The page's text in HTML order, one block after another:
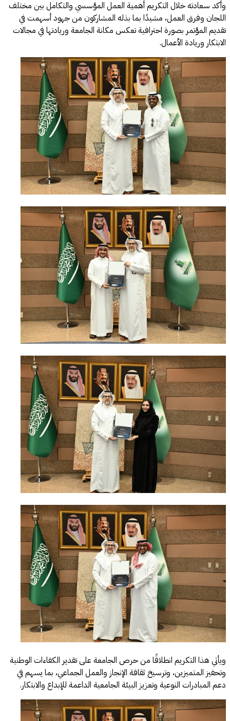
وأكد سعادته خلال التكريم أهمية العمل المؤسسي والتكامل بين مختلف
اللجان وفرق العمل، مشيدًا بما بذله المشاركون من جهود أسهمت في
تقديم المؤتمر بصورة احترافية تعكس مكانة الجامعة وريادتها في مجالات
الابتكار وريادة الأعمال.
ويأتي هذا التكريم انطلاقًا من حرص الجامعة على تقدير الكفاءات الوطنية
وتحفيز المتميزين، وترسيخ ثقافة الإنجاز والعمل الجماعي، بما يسهم في
دعم المبادرات النوعية وتعزيز البيئة الجامعية الداعمة للإبداع والابتكار.